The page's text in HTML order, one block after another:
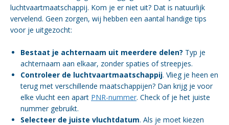
luchtvaartmaatschappij. Kom je er niet uit? Dat is natuurlijk
vervelend. Geen zorgen, wij hebben een aantal handige tips
voor je uitgezocht:
Bestaat je achternaam uit meerdere delen? Typ je
achternaam aan elkaar, zonder spaties of streepjes.
Controleer de luchtvaartmaatschappij. Vlieg je heen en
terug met verschillende maatschappijen? Dan krijg je voor
elke vlucht een apart PNR-nummer. Check of je het juiste
nummer gebruikt.
Selecteer de juiste vluchtdatum. Als je moet kiezen